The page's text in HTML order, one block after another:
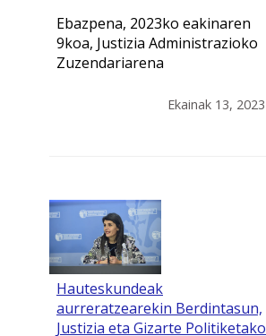
Ebazpena, 2023ko eakinaren
9koa, Justizia Administrazioko
Zuzendariarena
Ekainak 13, 2023
Hauteskundeak
aurreratzearekin Berdintasun,
Justizia eta Gizarte Politiketako